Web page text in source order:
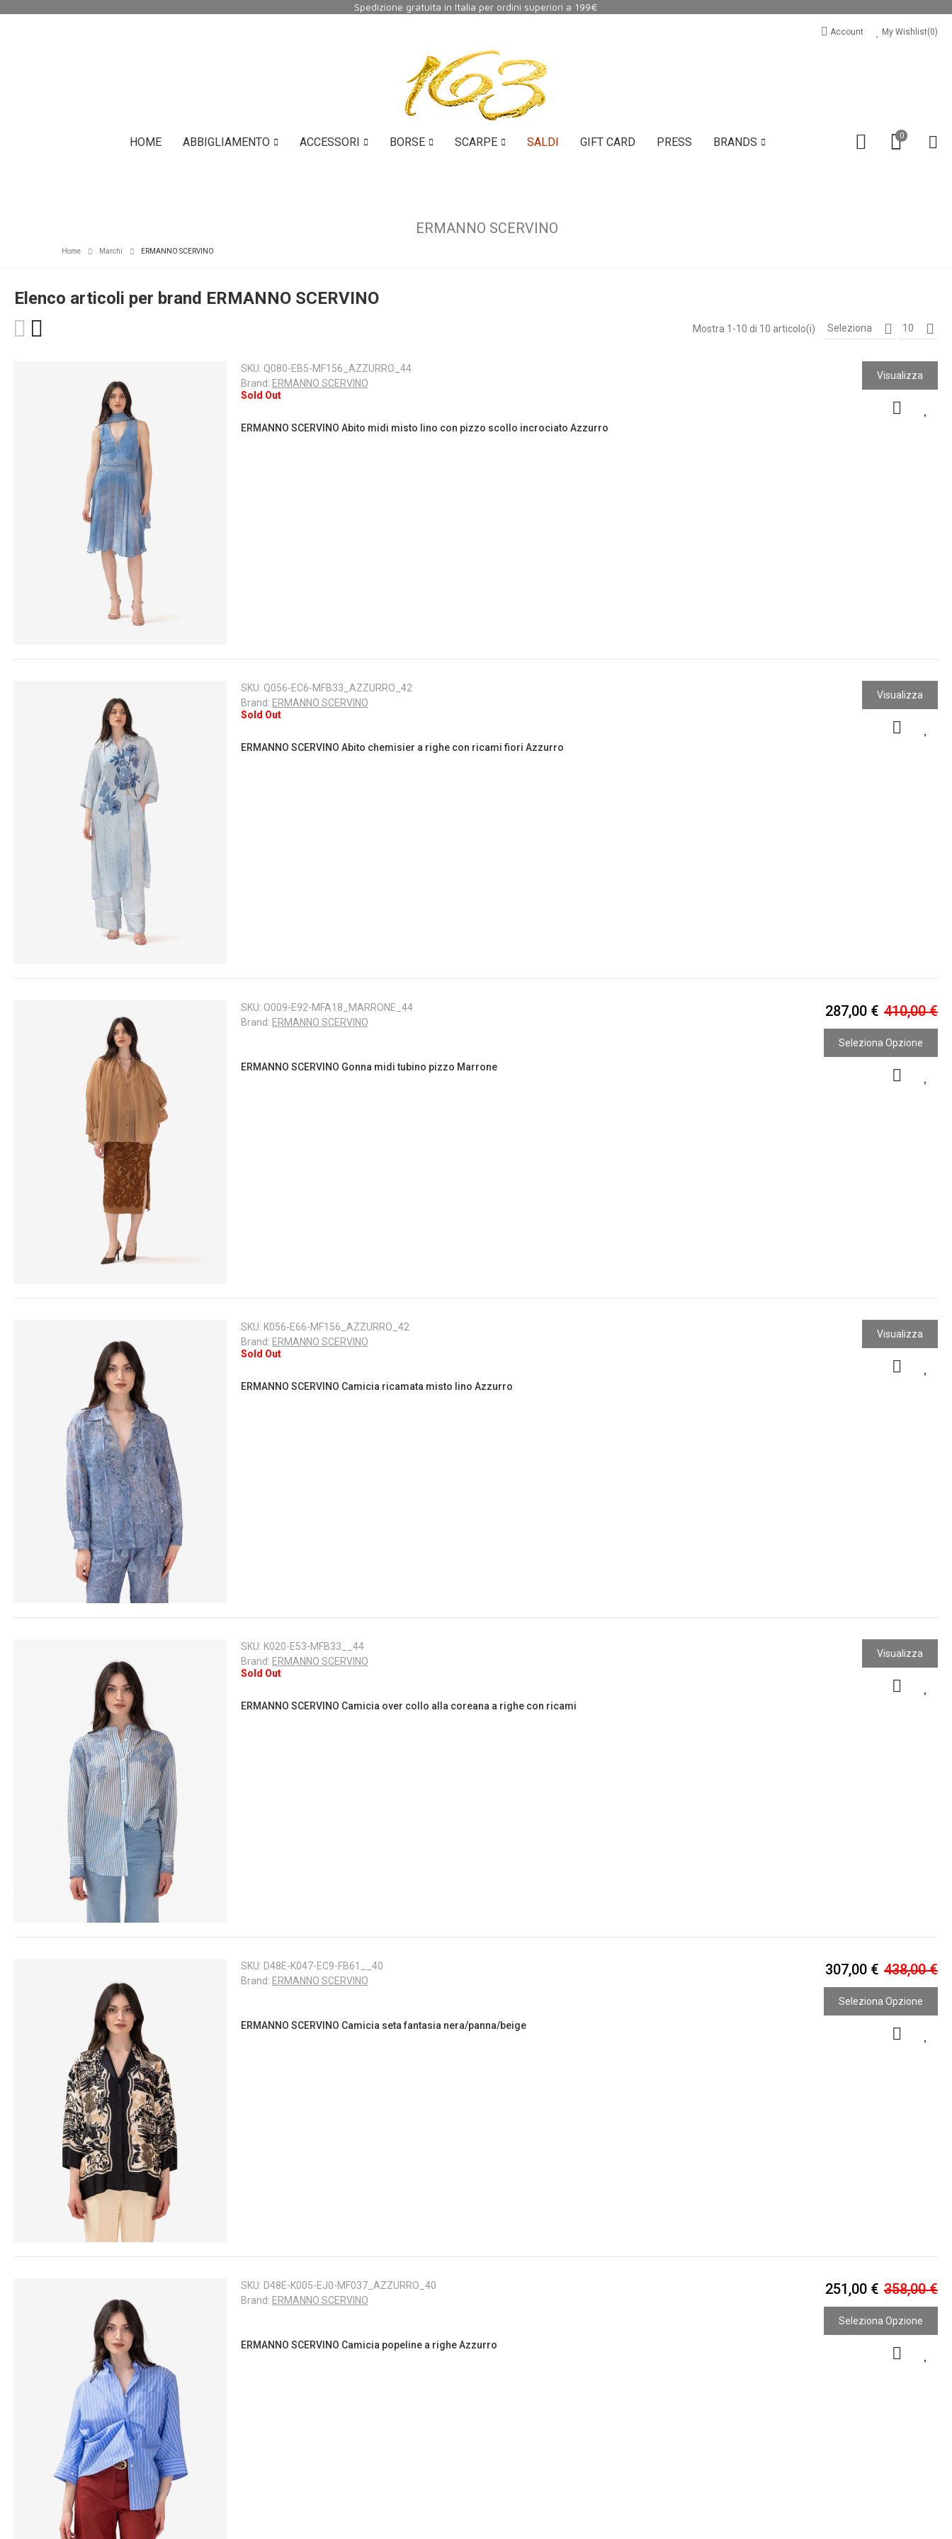
Spedizione gratuita in Italia per ordini superiori a 199€
Account My Wishlist(0)
0
HOME ABBIGLIAMENTO ACCESSORI BORSE SCARPE SALDI GIFT CARD PRESS BRANDS
ERMANNO SCERVINO
Home Marchi ERMANNO SCERVINO
Elenco articoli per brand ERMANNO SCERVINO
Seleziona 10
Mostra 1-10 di 10 articolo(i)
SKU: Q080-EB5-MF156_AZZURRO_44
Brand: ERMANNO SCERVINO
Sold Out
ERMANNO SCERVINO Abito midi misto lino con pizzo scollo incrociato Azzurro
Visualizza
SKU: Q056-EC6-MFB33_AZZURRO_42
Brand: ERMANNO SCERVINO
Sold Out
ERMANNO SCERVINO Abito chemisier a righe con ricami fiori Azzurro
Visualizza
SKU: O009-E92-MFA18_MARRONE_44
Brand: ERMANNO SCERVINO
ERMANNO SCERVINO Gonna midi tubino pizzo Marrone
287,00 € 410,00 €
Seleziona Opzione
SKU: K056-E66-MF156_AZZURRO_42
Brand: ERMANNO SCERVINO
Sold Out
ERMANNO SCERVINO Camicia ricamata misto lino Azzurro
Visualizza
SKU: K020-E53-MFB33__44
Brand: ERMANNO SCERVINO
Sold Out
ERMANNO SCERVINO Camicia over collo alla coreana a righe con ricami
Visualizza
SKU: D48E-K047-EC9-FB61__40
Brand: ERMANNO SCERVINO
ERMANNO SCERVINO Camicia seta fantasia nera/panna/beige
307,00 € 438,00 €
Seleziona Opzione
SKU: D48E-K005-EJ0-MF037_AZZURRO_40
Brand: ERMANNO SCERVINO
ERMANNO SCERVINO Camicia popeline a righe Azzurro
251,00 € 358,00 €
Seleziona Opzione